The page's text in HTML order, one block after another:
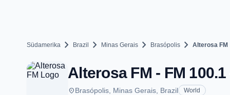
Südamerika chevron_right Brazil chevron_right Minas Gerais chevron_right Brasópolis chevron_right Alterosa FM
Alterosa FM - FM
placeBrasópolis, Minas Gerais, Brazil World